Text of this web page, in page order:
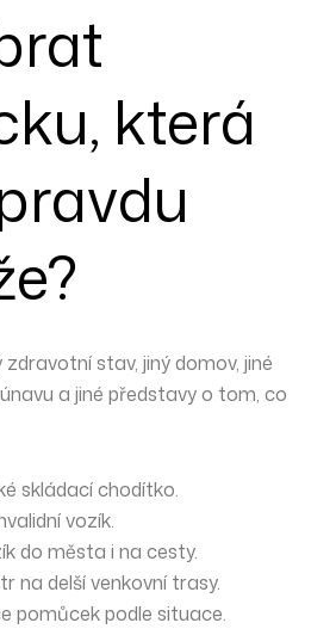
která
stav, jiný domov, jiné
a jiné představy o tom, co
skládací chodítko.
vozík.
do města i na cesty.
na delší venkovní trasy.
pomůcek podle situace.